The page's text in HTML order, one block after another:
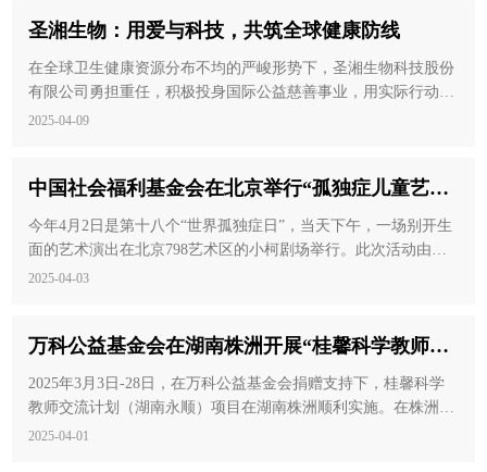
圣湘生物：用爱与科技，共筑全球健康防线
在全球卫生健康资源分布不均的严峻形势下，圣湘生物科技股份
有限公司勇担重任，积极投身国际公益慈善事业，用实际行动诠
释着企业的责任与担当，为构建人类卫生健康共同体贡献着中国
2025-04-09
中国社会福利基金会在北京举行“孤独症儿童艺术
演出”
今年4月2日是第十八个“世界孤独症日”，当天下午，一场别开生
面的艺术演出在北京798艺术区的小柯剧场举行。此次活动由中
国社会福利基金会自闭症儿童救助基金主办。几十位曾经得到来
愈教师、志愿者和文艺工作者共聚一堂观看演出并分享了他们的
2025-04-03
万科公益基金会在湖南株洲开展“桂馨科学教师交
流计划项目”
2025年3月3日-28日，在万科公益基金会捐赠支持下，桂馨科学
教师交流计划（湖南永顺）项目在湖南株洲顺利实施。在株洲市
荷塘区科学教育专家名师的指导下，来自湖南永顺的6位科学骨
2025-04-01